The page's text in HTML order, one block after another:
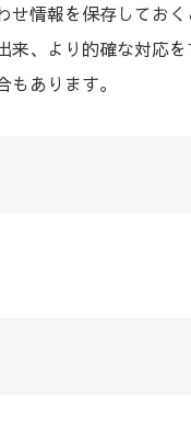
情報を保存してお
、より的確な対応を
あります。